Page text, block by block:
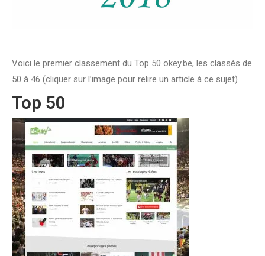
Voici le premier classement du Top 50 okey.be, les classés de
50 à 46 (cliquer sur l’image pour relire un article à ce sujet)
Top 50